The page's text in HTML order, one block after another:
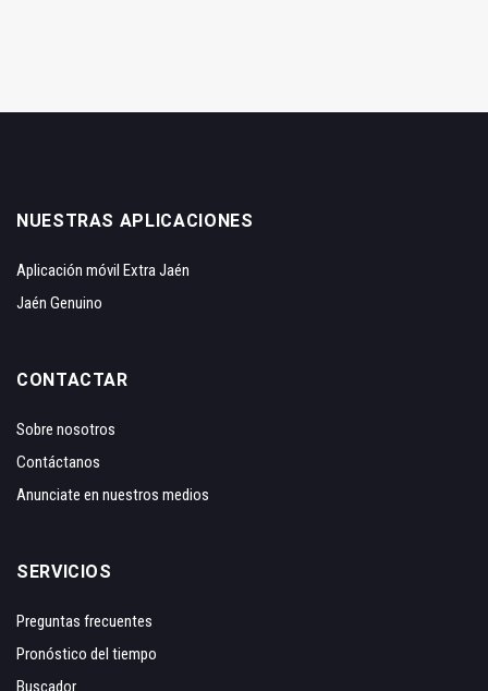
NUESTRAS APLICACIONES
Aplicación móvil Extra Jaén
Jaén Genuino
CONTACTAR
Sobre nosotros
Contáctanos
Anunciate en nuestros medios
SERVICIOS
Preguntas frecuentes
Pronóstico del tiempo
Buscador